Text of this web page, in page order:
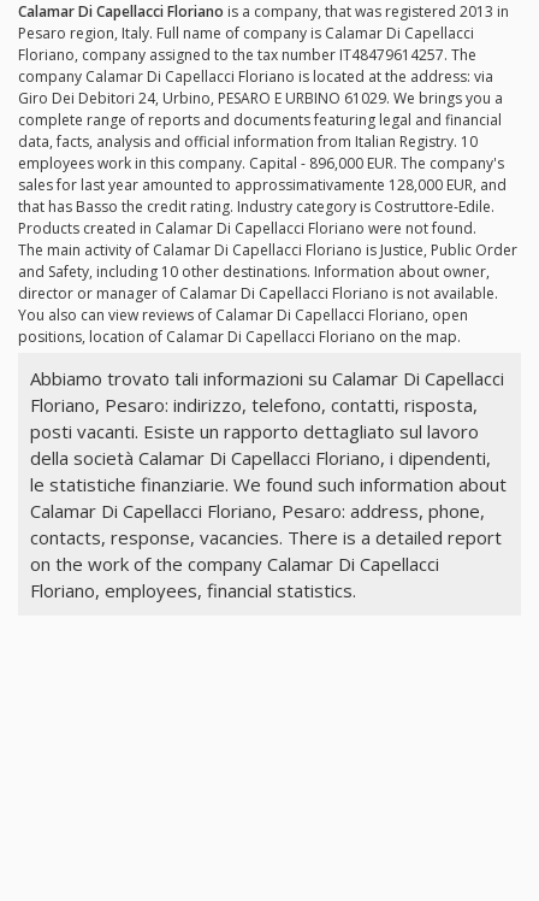
Calamar Di Capellacci Floriano is a company, that was registered 2013 in
Pesaro region, Italy. Full name of company is Calamar Di Capellacci
Floriano, company assigned to the tax number IT48479614257. The
company Calamar Di Capellacci Floriano is located at the address: via
Giro Dei Debitori 24, Urbino, PESARO E URBINO 61029. We brings you a
complete range of reports and documents featuring legal and financial
data, facts, analysis and official information from Italian Registry. 10
employees work in this company. Capital - 896,000 EUR. The company's
sales for last year amounted to approssimativamente 128,000 EUR, and
that has Basso the credit rating. Industry category is Costruttore-Edile.
Products created in Calamar Di Capellacci Floriano were not found.
The main activity of Calamar Di Capellacci Floriano is Justice, Public Order
and Safety, including 10 other destinations. Information about owner,
director or manager of Calamar Di Capellacci Floriano is not available.
You also can view reviews of Calamar Di Capellacci Floriano, open
positions, location of Calamar Di Capellacci Floriano on the map.
Abbiamo trovato tali informazioni su Calamar Di Capellacci
Floriano, Pesaro: indirizzo, telefono, contatti, risposta,
posti vacanti. Esiste un rapporto dettagliato sul lavoro
della società Calamar Di Capellacci Floriano, i dipendenti,
le statistiche finanziarie. We found such information about
Calamar Di Capellacci Floriano, Pesaro: address, phone,
contacts, response, vacancies. There is a detailed report
on the work of the company Calamar Di Capellacci
Floriano, employees, financial statistics.